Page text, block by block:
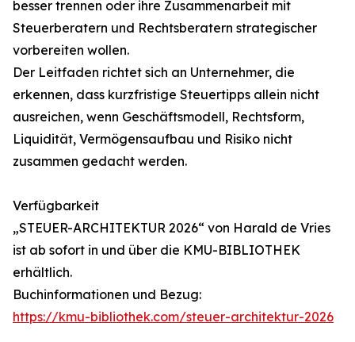
besser trennen oder ihre Zusammenarbeit mit
Steuerberatern und Rechtsberatern strategischer
vorbereiten wollen.
Der Leitfaden richtet sich an Unternehmer, die
erkennen, dass kurzfristige Steuertipps allein nicht
ausreichen, wenn Geschäftsmodell, Rechtsform,
Liquidität, Vermögensaufbau und Risiko nicht
zusammen gedacht werden.
Verfügbarkeit
„STEUER-ARCHITEKTUR 2026“ von Harald de Vries
ist ab sofort in und über die KMU-BIBLIOTHEK
erhältlich.
Buchinformationen und Bezug:
https://kmu-bibliothek.com/steuer-architektur-2026